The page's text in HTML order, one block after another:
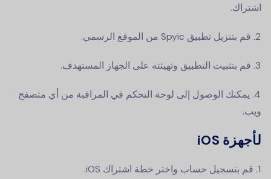
اشتراك.
قم بتنزيل تطبيق Spyic من الموقع الرسمي.
قم بتثبيت التطبيق وتهيئته على الجهاز المستهدف.
يمكنك الوصول إلى لوحة التحكم في المراقبة من أي متصفح
ويب.
لأجهزة iOS
قم بتسجيل حساب واختر خطة اشتراك iOS.